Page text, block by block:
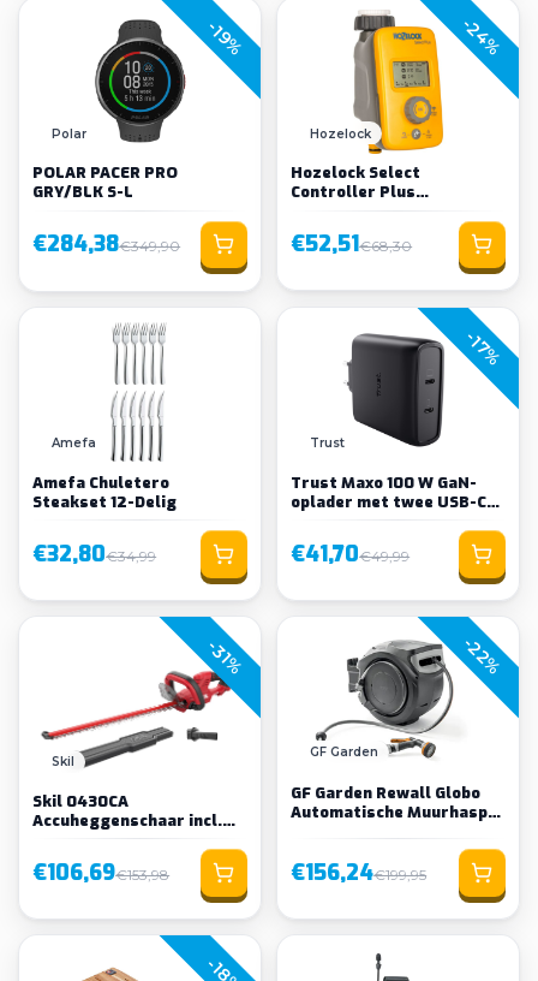
Loading...
-19%
Polar
POLAR PACER PRO
GRY/BLK S-L
€284,38€349,90
-24%
Hozelock
Hozelock Select
Controller Plus
watercomputer
€52,51€68,30
Amefa
Amefa Chuletero
Steakset 12-Delig
€32,80€34,99
-17%
Trust
Trust Maxo 100 W GaN-
oplader met twee USB-C-
€41,70€49,99
-31%
Skil
Skil 0430CA
Accuheggenschaar incl.
accu en lader
€106,69€153,98
-22%
GF Garden
GF Garden Rewall Globo
Automatische Muurhaspel
€156,24€199,95